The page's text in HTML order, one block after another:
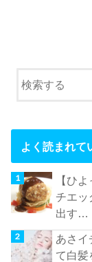
よく読まれて
【ひ
チエッ
出す…
あさイ
て白髪